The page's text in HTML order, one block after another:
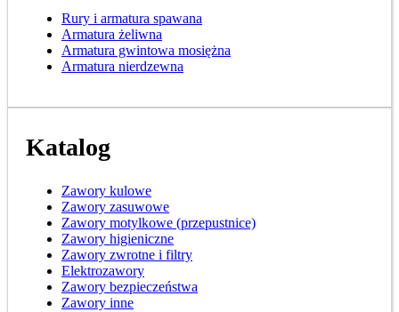
Rury i armatura spawana
Armatura żeliwna
Armatura gwintowa mosiężna
Armatura nierdzewna
Katalog
Zawory kulowe
Zawory zasuwowe
Zawory motylkowe (przepustnice)
Zawory higieniczne
Zawory zwrotne i filtry
Elektrozawory
Zawory bezpieczeństwa
Zawory inne